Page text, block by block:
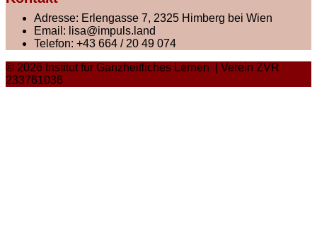
Adresse: Erlengasse 7, 2325 Himberg bei Wien
Email: lisa@impuls.land
Telefon: +43 664 / 20 49 074
© 2026 Institut für Ganzheitliches Lernen | Verein ZVR
233761036